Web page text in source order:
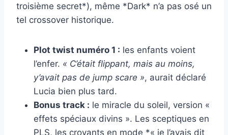
troisième secret*), même *Dark* n’a pas osé un
tel crossover historique.
Plot twist numéro 1 : les enfants voient
l’enfer. « C’était flippant, mais au moins,
y’avait pas de jump scare », aurait déclaré
Lucia bien plus tard.
Bonus track : le miracle du soleil, version «
effets spéciaux divins ». Les sceptiques en
PLS, les croyants en mode *« je l’avais dit